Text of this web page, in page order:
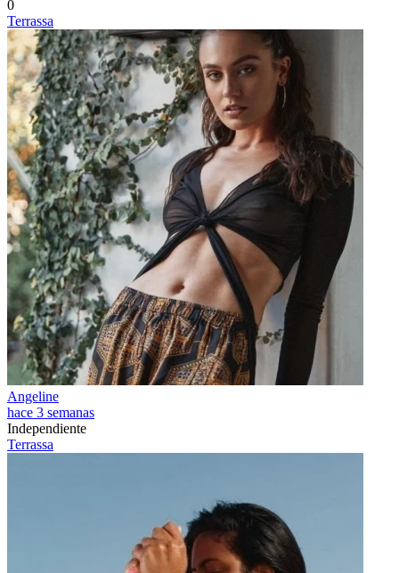
0
Terrassa
Angeline
hace 3 semanas
Independiente
Terrassa